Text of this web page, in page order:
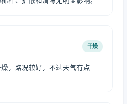
干燥
，路况较好，不过天气有点